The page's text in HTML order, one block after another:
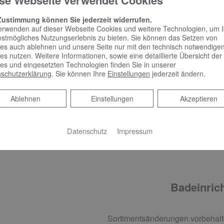
VIGOUR vogue Papierhalter ohne Deckel, verchromt und
und weißem Bürstenkopf, verchromt
VIGOUR vogue Handtuchhalter 45 cm 2-teilig, starr, verchromt
VIGOUR vogue Glashalter mit Glas und
Sortimentsänderungen
können Sie jederzeit widerrufen.
auf dieser Webseite Cookies und weitere Technologien, um
Nutzungserlebnis zu bieten. Sie können das Setzen von
auch ablehnen und unsere Seite nur mit den technisch notwendigen
nutzen. Weitere Informationen, sowie eine detaillierte Übersicht der
und eingesetzten Technologien finden Sie in unserer
. Sie können Ihre Einstellungen jederzeit ändern.
Akzeptieren
Einstellungen
Ablehnen
Ablehnen
Datenschutz Impressum